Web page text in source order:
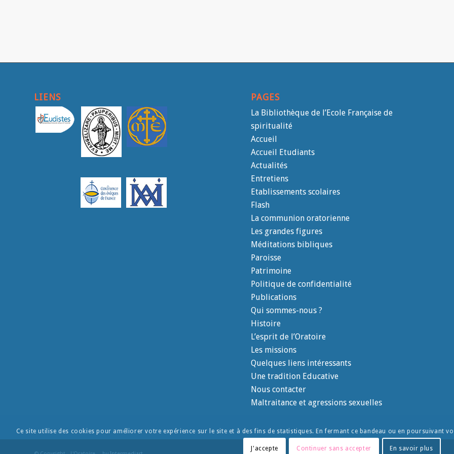
LIENS PAGES
La Bibliothèque de l’Ecole Française de
spiritualité
Accueil
Accueil Etudiants
Actualités
Entretiens
Etablissements scolaires
Flash
La communion oratorienne
Les grandes figures
Méditations bibliques
Paroisse
Patrimoine
Politique de confidentialité
Publications
Qui sommes-nous ?
Histoire
L’esprit de l’Oratoire
Les missions
Quelques liens intéressants
Une tradition Educative
Nous contacter
Maltraitance et agressions sexuelles
Ce site utilise des cookies pour améliorer votre expérience sur le site et à des fins de statistiques. En fermant ce bandeau ou en poursuivant
J'accepte Continuer sans accepter En savoir plus